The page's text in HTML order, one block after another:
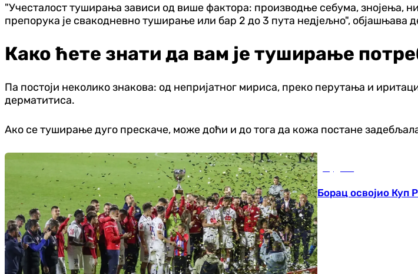
"Учесталост туширања зависи од више фактора: производње себума, знојења,
препорука је свакодневно туширање или бар 2 до 3 пута недјељно", објашњава
Како ћете знати да вам је туширање
Па постоји неколико знакова: од непријатног мириса, преко перутања и
дерматитиса.
Ако се туширање дуго прескаче, може доћи и до тога да кожа постане
Борац освојио Куп